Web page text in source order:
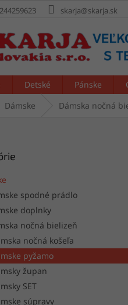
skarja@skarja.sk
Detské Pánske
Dámske Dámska nočná
spodné prádlo
doplnky
nočná bielizeň
nočná košeľa
pyžamo
župan
SET
súpravy